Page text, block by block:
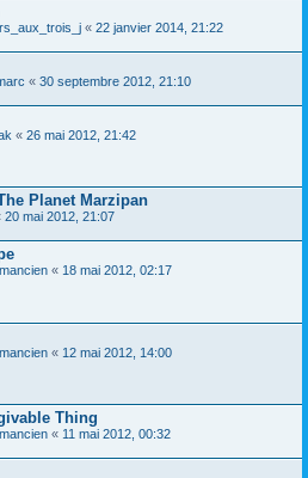
« 22 janvier 2014, 21:22
« 30 septembre 2012, 21:10
« 26 mai 2012, 21:42
Planet Marzipan
20 mai 2012, 21:07
« 18 mai 2012, 02:17
« 12 mai 2012, 14:00
Thing
« 11 mai 2012, 00:32